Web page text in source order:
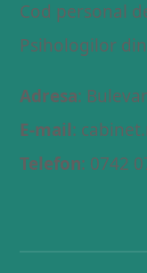
Cod personal
Psihologilor
Adresa:
E-mail:
Telefon: 0742